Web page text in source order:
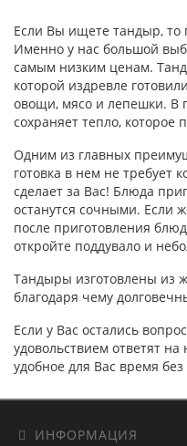
Если Вы ищете тандыр, то
Именно у нас большой
самым низким ценам.
которой издревле
овощи, мясо и лепешки. В
сохраняет тепло, которое
Одним из главных
готовка в нем не требует
сделает за Вас! Блюда
останутся сочными. Если
после приготовления
откройте поддувало и
Тандыры изготовлены из
благодаря чему
Если у Вас остались
удовольствием ответят
удобное для Вас время
ИНФОРМАЦИЯ